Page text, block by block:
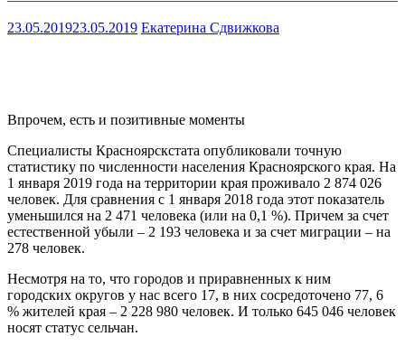
23.05.201923.05.2019 Екатерина Сдвижкова
Впрочем, есть и позитивные моменты
Специалисты Красноярскстата опубликовали точную
статистику по численности населения Красноярского края. На
1 января 2019 года на территории края проживало 2 874 026
человек. Для сравнения с 1 января 2018 года этот показатель
уменьшился на 2 471 человека (или на 0,1 %). Причем за счет
естественной убыли – 2 193 человека и за счет миграции – на
278 человек.
Несмотря на то, что городов и приравненных к ним
городских округов у нас всего 17, в них сосредоточено 77, 6
% жителей края – 2 228 980 человек. И только 645 046 человек
носят статус сельчан.